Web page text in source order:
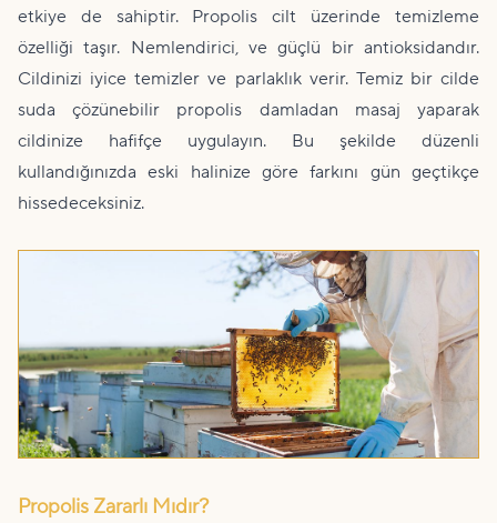
etkiye de sahiptir. Propolis cilt üzerinde temizleme
özelliği taşır. Nemlendirici, ve güçlü bir antioksidandır.
Cildinizi iyice temizler ve parlaklık verir. Temiz bir cilde
suda çözünebilir propolis damladan masaj yaparak
cildinize hafifçe uygulayın. Bu şekilde düzenli
kullandığınızda eski halinize göre farkını gün geçtikçe
hissedeceksiniz.
Propolis Zararlı Mıdır?